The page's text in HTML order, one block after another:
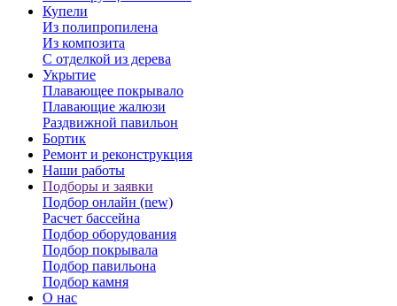
Купели
Из полипропилена
Из композита
С отделкой из дерева
Укрытие
Плавающее покрывало
Плавающие жалюзи
Раздвижной павильон
Бортик
Ремонт и реконструкция
Наши работы
Подборы и заявки
Подбор онлайн (new)
Расчет бассейна
Подбор оборудования
Подбор покрывала
Подбор павильона
Подбор камня
О нас